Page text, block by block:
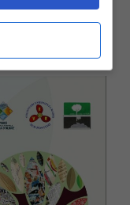
28 Ottobre 2020